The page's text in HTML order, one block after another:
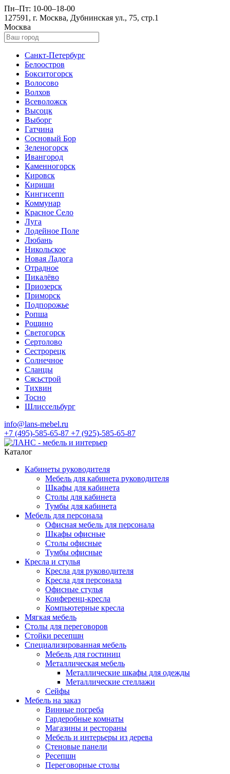
Пн–Пт: 10-00–18-00
127591, г. Москва, Дубнинская ул., 75, стр.1
Москва
Санкт-Петербург
Белоостров
Бокситогорск
Волосово
Волхов
Всеволожск
Высоцк
Выборг
Гатчина
Сосновый Бор
Зеленогорск
Ивангород
Каменногорск
Кировск
Кириши
Кингисепп
Коммунар
Красное Село
Луга
Лодейное Поле
Любань
Никольское
Новая Ладога
Отрадное
Пикалёво
Приозерск
Приморск
Подпорожье
Ропша
Рощино
Светогорск
Сертолово
Сестрорецк
Солнечное
Сланцы
Сясьстрой
Тихвин
Тосно
Шлиссельбург
info@lans-mebel.ru
+7 (495)-585-65-87 +7 (925)-585-65-87
Каталог
Кабинеты руководителя
Мебель для кабинета руководителя
Шкафы для кабинета
Столы для кабинета
Тумбы для кабинета
Мебель для персонала
Офисная мебель для персонала
Шкафы офисные
Столы офисные
Тумбы офисные
Кресла и стулья
Кресла для руководителя
Кресла для персонала
Офисные стулья
Конференц-кресла
Компьютерные кресла
Мягкая мебель
Столы для переговоров
Стойки ресепшн
Специализированная мебель
Мебель для гостиниц
Металлическая мебель
Металлические шкафы для одежды
Металлические стеллажи
Сейфы
Мебель на заказ
Винные погреба
Гардеробные комнаты
Магазины и рестораны
Мебель и интерьеры из дерева
Стеновые панели
Ресепшн
Переговорные столы